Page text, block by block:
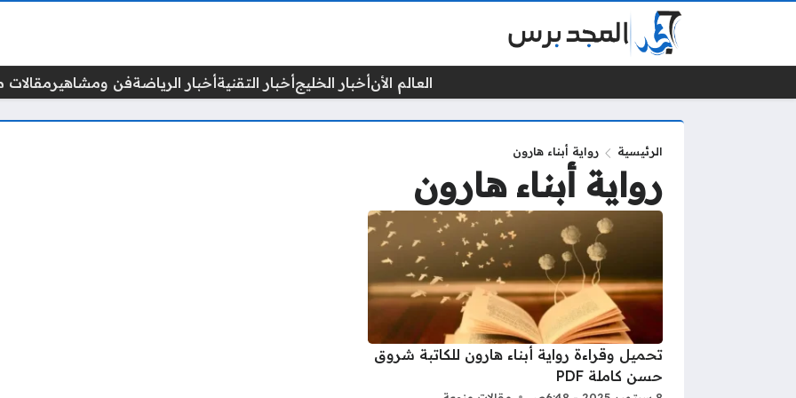
العالم الأنأخبار الخليجأخبار التقنيةأخبار الرياضةفن ومشاهيرمقالات
الرئيسية رواية أبناء هارون
رواية أبناء هارون
تحميل وقراءة رواية أبناء هارون للكاتبة شروق
حسن كاملة PDF